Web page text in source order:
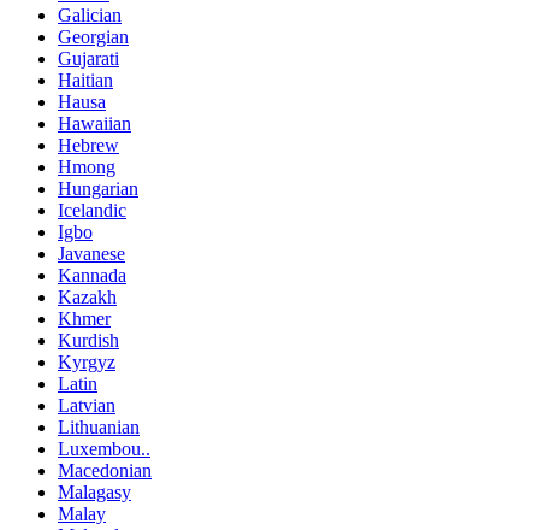
Galician
Georgian
Gujarati
Haitian
Hausa
Hawaiian
Hebrew
Hmong
Hungarian
Icelandic
Igbo
Javanese
Kannada
Kazakh
Khmer
Kurdish
Kyrgyz
Latin
Latvian
Lithuanian
Luxembou..
Macedonian
Malagasy
Malay